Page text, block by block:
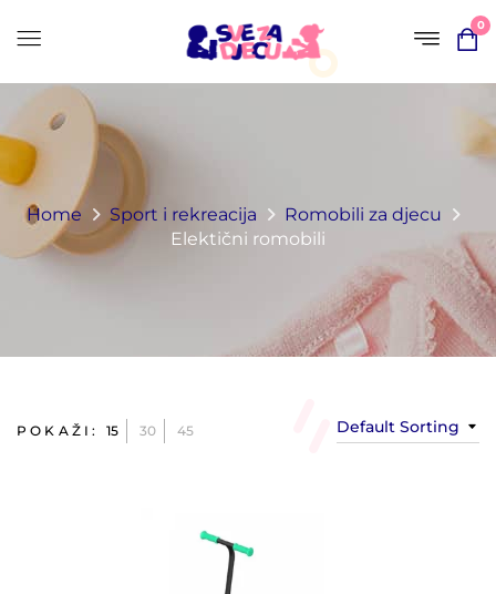
0
Home Sport i rekreacija
Romobili za djecu
Elektični romobili
Default Sorting
POKAŽI: 15 30 45